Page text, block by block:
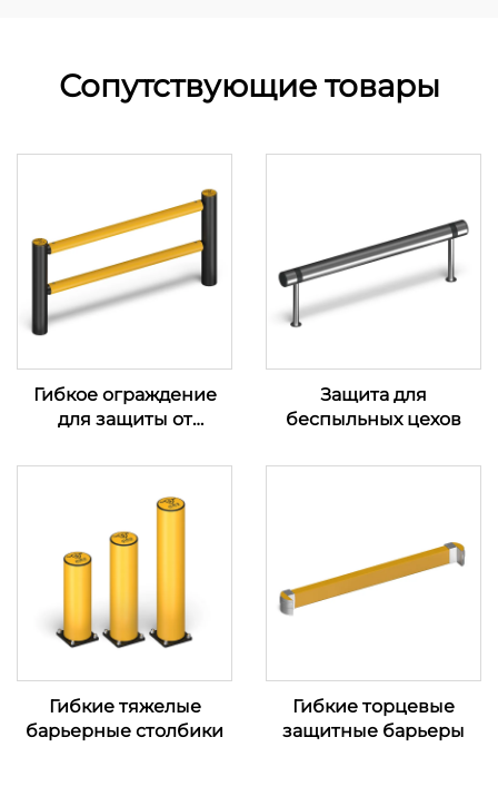
Сопутствующие товары
Гибкое ограждение
для защиты от
Защита для
беспыльных цехов
Гибкие тяжелые
барьерные столбики
Гибкие торцевые
защитные барьеры